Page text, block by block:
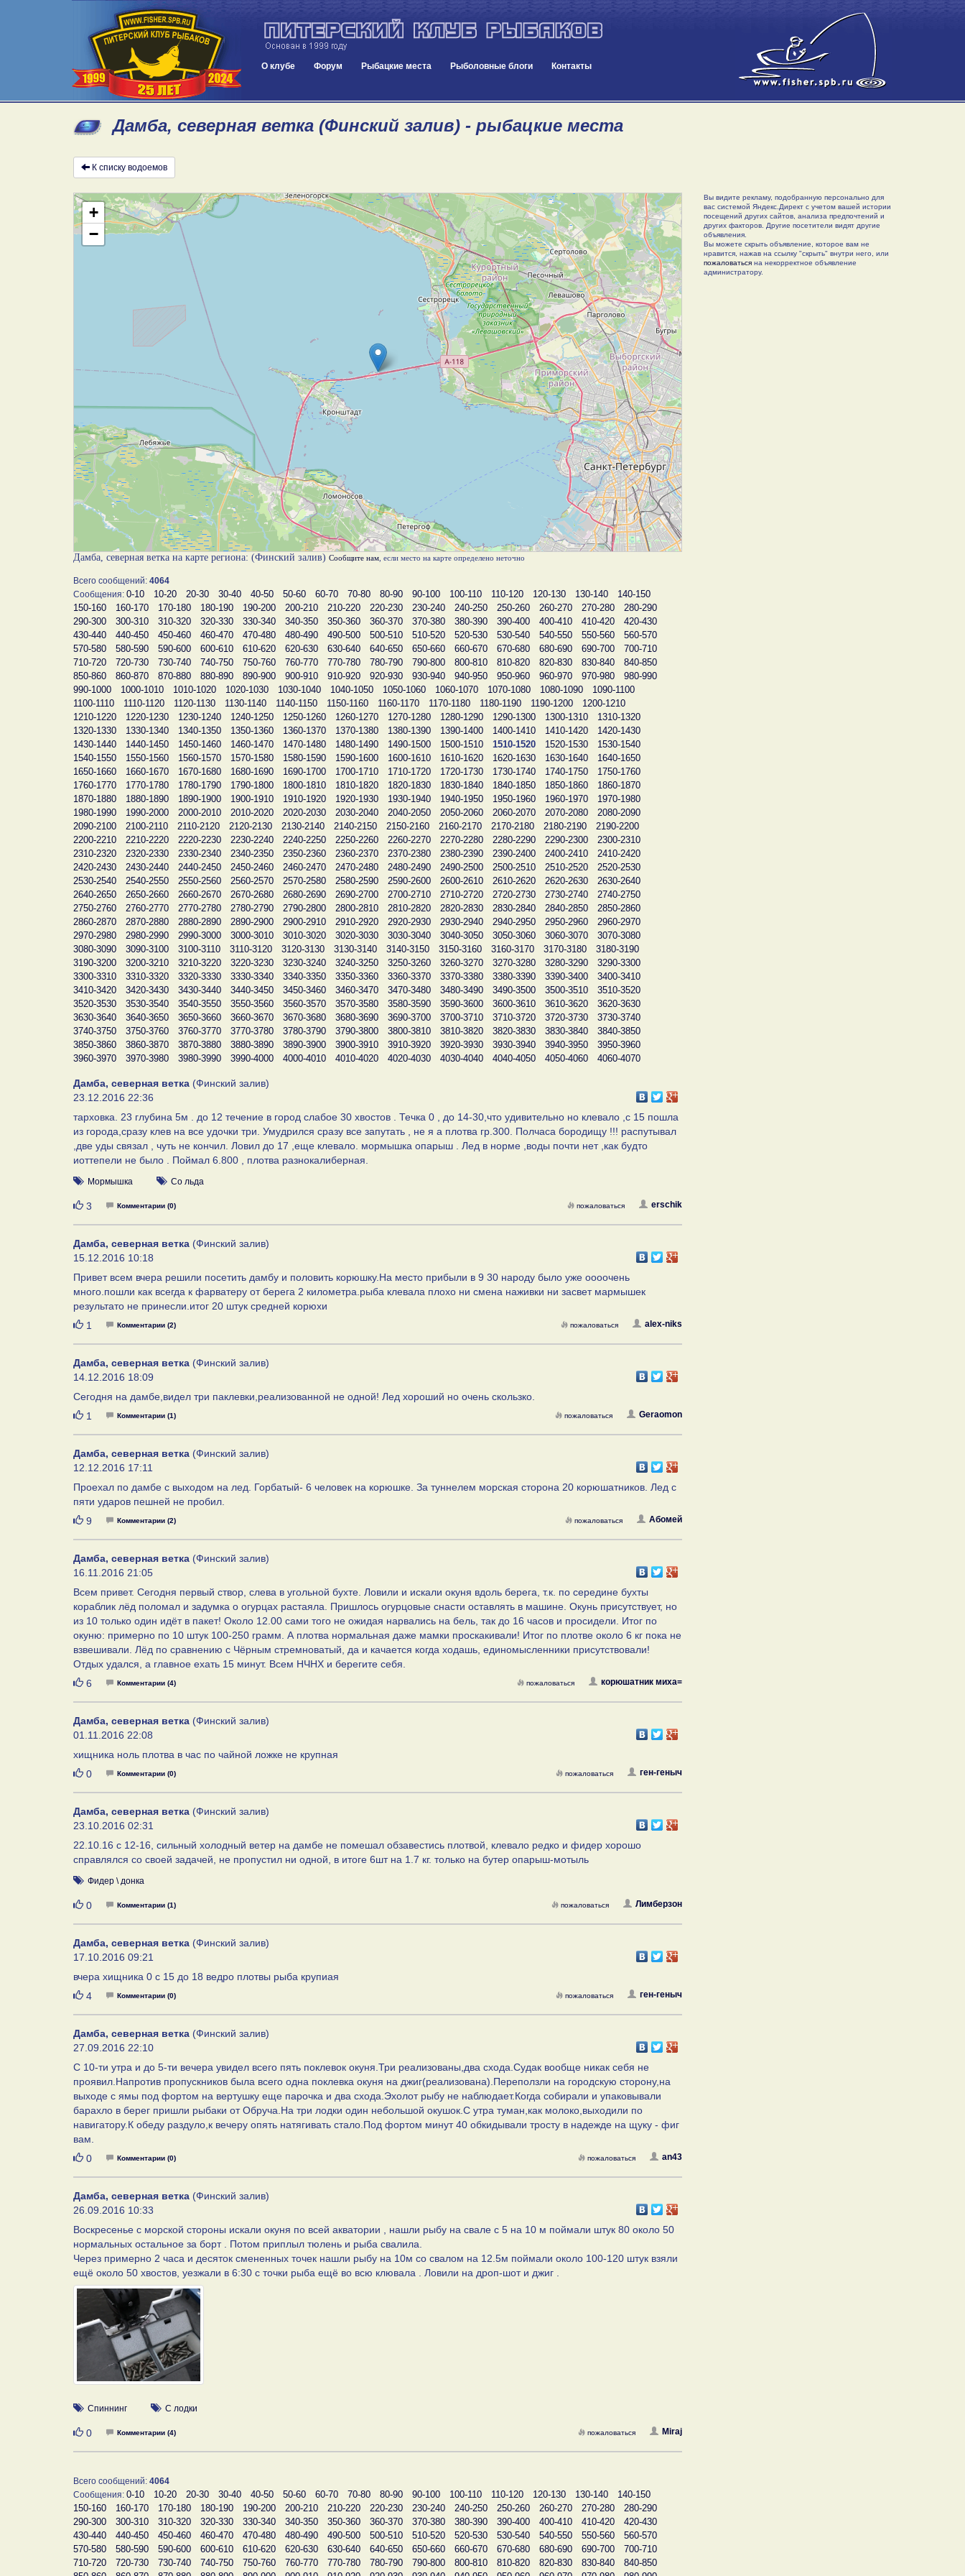
О клубе Форум Рыбацкие места Рыболовные блоги Контакты
Дамба, северная ветка (Финский залив) - рыбацкие места
К списку водоемов
+
−
Дамба, северная ветка на карте региона: (Финский залив) Сообщите нам , если место на карте определено неточно
Всего сообщений: 4064
Сообщения: 0-10 10-20 20-30 30-40 40-50 50-60 60-70 70-80 80-90 90-100 100-110 110-120 120-130 130-140
140-150
150-160
160-170 170-180 180-190 190-200 200-210 210-220 220-230 230-240 240-250 250-260 260-270 270-280
280-290
290-300
300-310 310-320 320-330 330-340 340-350 350-360 360-370 370-380 380-390 390-400 400-410 410-420
420-430
430-440
440-450 450-460 460-470 470-480 480-490 490-500 500-510 510-520 520-530 530-540 540-550 550-560
560-570
570-580
580-590 590-600 600-610 610-620 620-630 630-640 640-650 650-660 660-670 670-680 680-690 690-700
700-710
710-720
720-730 730-740 740-750 750-760 760-770 770-780 780-790 790-800 800-810 810-820 820-830 830-840
840-850
850-860
860-870 870-880 880-890 890-900 900-910 910-920 920-930 930-940 940-950 950-960 960-970 970-980
980-990
990-1000
1000-1010 1010-1020 1020-1030 1030-1040 1040-1050 1050-1060 1060-1070 1070-1080 1080-1090
1090-1100
1100-1110
1110-1120 1120-1130 1130-1140 1140-1150 1150-1160 1160-1170 1170-1180 1180-1190 1190-1200
1200-1210
1210-1220
1220-1230 1230-1240 1240-1250 1250-1260 1260-1270 1270-1280 1280-1290 1290-1300 1300-1310
1310-1320
1320-1330
1330-1340 1340-1350 1350-1360 1360-1370 1370-1380 1380-1390 1390-1400 1400-1410 1410-1420
1420-1430
1430-1440
1440-1450 1450-1460 1460-1470 1470-1480 1480-1490 1490-1500 1500-1510 1510-1520 1520-1530
1530-1540
1540-1550
1550-1560 1560-1570 1570-1580 1580-1590 1590-1600 1600-1610 1610-1620 1620-1630 1630-1640
1640-1650
1650-1660
1660-1670 1670-1680 1680-1690 1690-1700 1700-1710 1710-1720 1720-1730 1730-1740 1740-1750
1750-1760
1760-1770
1770-1780 1780-1790 1790-1800 1800-1810 1810-1820 1820-1830 1830-1840 1840-1850 1850-1860
1860-1870
1870-1880
1880-1890 1890-1900 1900-1910 1910-1920 1920-1930 1930-1940 1940-1950 1950-1960 1960-1970
1970-1980
1980-1990
1990-2000 2000-2010 2010-2020 2020-2030 2030-2040 2040-2050 2050-2060 2060-2070 2070-2080
2080-2090
2090-2100
2100-2110 2110-2120 2120-2130 2130-2140 2140-2150 2150-2160 2160-2170 2170-2180 2180-2190
2190-2200
2200-2210
2210-2220 2220-2230 2230-2240 2240-2250 2250-2260 2260-2270 2270-2280 2280-2290 2290-2300
2300-2310
2310-2320
2320-2330 2330-2340 2340-2350 2350-2360 2360-2370 2370-2380 2380-2390 2390-2400 2400-2410
2410-2420
2420-2430
2430-2440 2440-2450 2450-2460 2460-2470 2470-2480 2480-2490 2490-2500 2500-2510 2510-2520
2520-2530
2530-2540
2540-2550 2550-2560 2560-2570 2570-2580 2580-2590 2590-2600 2600-2610 2610-2620 2620-2630
2630-2640
2640-2650
2650-2660 2660-2670 2670-2680 2680-2690 2690-2700 2700-2710 2710-2720 2720-2730 2730-2740
2740-2750
2750-2760
2760-2770 2770-2780 2780-2790 2790-2800 2800-2810 2810-2820 2820-2830 2830-2840 2840-2850
2850-2860
2860-2870
2870-2880 2880-2890 2890-2900 2900-2910 2910-2920 2920-2930 2930-2940 2940-2950 2950-2960
2960-2970
2970-2980
2980-2990 2990-3000 3000-3010 3010-3020 3020-3030 3030-3040 3040-3050 3050-3060 3060-3070
3070-3080
3080-3090
3090-3100 3100-3110 3110-3120 3120-3130 3130-3140 3140-3150 3150-3160 3160-3170 3170-3180
3180-3190
3190-3200
3200-3210 3210-3220 3220-3230 3230-3240 3240-3250 3250-3260 3260-3270 3270-3280 3280-3290
3290-3300
3300-3310
3310-3320 3320-3330 3330-3340 3340-3350 3350-3360 3360-3370 3370-3380 3380-3390 3390-3400
3400-3410
3410-3420
3420-3430 3430-3440 3440-3450 3450-3460 3460-3470 3470-3480 3480-3490 3490-3500 3500-3510
3510-3520
3520-3530
3530-3540 3540-3550 3550-3560 3560-3570 3570-3580 3580-3590 3590-3600 3600-3610 3610-3620
3620-3630
3630-3640
3640-3650 3650-3660 3660-3670 3670-3680 3680-3690 3690-3700 3700-3710 3710-3720 3720-3730
3730-3740
3740-3750
3750-3760 3760-3770 3770-3780 3780-3790 3790-3800 3800-3810 3810-3820 3820-3830 3830-3840
3840-3850
3850-3860
3860-3870 3870-3880 3880-3890 3890-3900 3900-3910 3910-3920 3920-3930 3930-3940 3940-3950
3950-3960
3960-3970
3970-3980 3980-3990 3990-4000 4000-4010 4010-4020 4020-4030 4030-4040 4040-4050 4050-4060 4060-4070
Дамба, северная ветка (Финский залив)
23.12.2016 22:36
тарховка. 23 глубина 5м . до 12 течение в город слабое 30 хвостов . Течка 0 , до 14-30,что удивительно но клевало ,с 15 пошла
из города,сразу клев на все удочки три. Умудрился сразу все запутать , не я а плотва гр.300. Полчаса бородищу !!! распутывал
,две уды связал , чуть не кончил. Ловил до 17 ,еще клевало. мормышка опарыш . Лед в норме ,воды почти нет ,как будто
иоттепели не было . Поймал 6.800 , плотва разнокалиберная.
Мормышка Со льда
Нравится
3 Комментарии (0) erschik
пожаловаться
Дамба, северная ветка (Финский залив)
15.12.2016 10:18
Привет всем вчера решили посетить дамбу и половить корюшку.На место прибыли в 9 30 народу было уже оооочень
много.пошли как всегда к фарватеру от берега 2 километра.рыба клевала плохо ни смена наживки ни засвет мармышек
результато не принесли.итог 20 штук средней корюхи
Нравится
1 Комментарии (2) alex-niks
пожаловаться
Дамба, северная ветка (Финский залив)
14.12.2016 18:09
Сегодня на дамбе,видел три паклевки,реализованной не одной! Лед хороший но очень скользко.
Нравится
1 Комментарии (1) Geraomon
пожаловаться
Дамба, северная ветка (Финский залив)
12.12.2016 17:11
Проехал по дамбе с выходом на лед. Горбатый- 6 человек на корюшке. За туннелем морская сторона 20 корюшатников. Лед с
пяти ударов пешней не пробил.
Нравится
9 Комментарии (2) Абомей
пожаловаться
Дамба, северная ветка (Финский залив)
16.11.2016 21:05
Всем привет. Сегодня первый створ, слева в угольной бухте. Ловили и искали окуня вдоль берега, т.к. по середине бухты
кораблик лёд поломал и задумка о огурцах растаяла. Пришлось огурцовые снасти оставлять в машине. Окунь присутствует, но
из 10 только один идёт в пакет! Около 12.00 сами того не ожидая нарвались на бель, так до 16 часов и просидели. Итог по
окуню: примерно по 10 штук 100-250 грамм. А плотва нормальная даже мамки проскакивали! Итог по плотве около 6 кг пока не
взвешивали. Лёд по сравнению с Чёрным стремноватый, да и качается когда ходашь, единомысленники присутствовали!
Отдых удался, а главное ехать 15 минут. Всем НЧНХ и берегите себя.
Нравится
6 Комментарии (4) корюшатник миха=
пожаловаться
Дамба, северная ветка (Финский залив)
01.11.2016 22:08
хищника ноль плотва в час по чайной ложке не крупная
Нравится
0 Комментарии (0) ген-геныч
пожаловаться
Дамба, северная ветка (Финский залив)
23.10.2016 02:31
22.10.16 с 12-16, сильный холодный ветер на дамбе не помешал обзавестись плотвой, клевало редко и фидер хорошо
справлялся со своей задачей, не пропустил ни одной, в итоге 6шт на 1.7 кг. только на бутер опарыш-мотыль
Фидер \ донка
Нравится
0 Комментарии (1) Лимберзон
пожаловаться
Дамба, северная ветка (Финский залив)
17.10.2016 09:21
вчера хищника 0 с 15 до 18 ведро плотвы рыба крупиая
Нравится
4 Комментарии (0) ген-геныч
пожаловаться
Дамба, северная ветка (Финский залив)
27.09.2016 22:10
С 10-ти утра и до 5-ти вечера увидел всего пять поклевок окуня.Три реализованы,два схода.Судак вообще никак себя не
проявил.Напротив пропускников была всего одна поклевка окуня на джиг(реализована).Переползли на городскую сторону,на
выходе с ямы под фортом на вертушку еще парочка и два схода.Эхолот рыбу не наблюдает.Когда собирали и упаковывали
барахло в берег пришли рыбаки от Обруча.На три лодки один небольшой окушок.С утра туман,как молоко,выходили по
навигатору.К обеду раздуло,к вечеру опять натягивать стало.Под фортом минут 40 обкидывали тросту в надежде на щуку - фиг
вам.
Нравится
0 Комментарии (0) an43
пожаловаться
Дамба, северная ветка (Финский залив)
26.09.2016 10:33
Воскресенье с морской стороны искали окуня по всей акватории , нашли рыбу на свале с 5 на 10 м поймали штук 80 около 50
нормальных остальное за борт . Потом приплыл тюлень и рыба свалила.
Через примерно 2 часа и десяток смененных точек нашли рыбу на 10м со свалом на 12.5м поймали около 100-120 штук взяли
ещё около 50 хвостов, уезжали в 6:30 с точки рыба ещё во всю клювала . Ловили на дроп-шот и джиг .
Спиннинг С лодки
Нравится
0 Комментарии (4) Miraj
пожаловаться
Всего сообщений: 4064
Сообщения: 0-10 10-20 20-30 30-40 40-50 50-60 60-70 70-80 80-90 90-100 100-110 110-120 120-130 130-140
140-150
150-160
160-170 170-180 180-190 190-200 200-210 210-220 220-230 230-240 240-250 250-260 260-270 270-280
280-290
290-300
300-310 310-320 320-330 330-340 340-350 350-360 360-370 370-380 380-390 390-400 400-410 410-420
420-430
430-440
440-450 450-460 460-470 470-480 480-490 490-500 500-510 510-520 520-530 530-540 540-550 550-560
560-570
570-580
580-590 590-600 600-610 610-620 620-630 630-640 640-650 650-660 660-670 670-680 680-690 690-700
700-710
710-720
720-730 730-740 740-750 750-760 760-770 770-780 780-790 790-800 800-810 810-820 820-830 830-840
840-850
Вы видите рекламу, подобранную персонально для
вас системой Яндекс.Директ с учетом вашей истории
посещений других сайтов, анализа предпочтений и
других факторов. Другие посетители видят другие
объявления.
Вы можете скрыть объявление, которое вам не
нравится, нажав на ссылку "скрыть" внутри него, или
пожаловатьсяна некорректное объявление
администратору.